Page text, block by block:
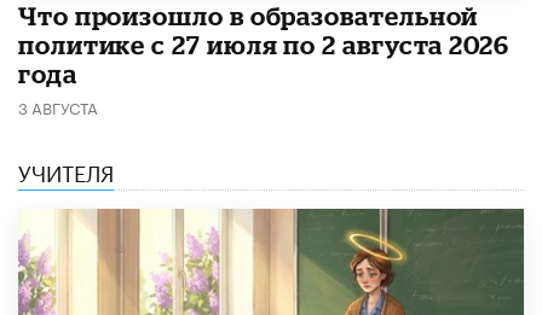
​Что произошло в образовательной
политике с 27 июля по 2 августа 2026
года
3 АВГУСТА
УЧИТЕЛЯ